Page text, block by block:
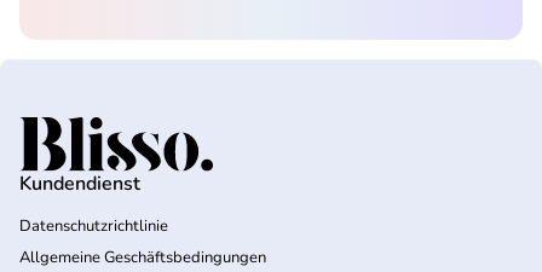
Startseite
Kundendienst
Datenschutzrichtlinie
Allgemeine Geschäftsbedingungen